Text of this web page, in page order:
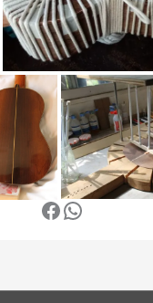
Facebook
WhatsApp